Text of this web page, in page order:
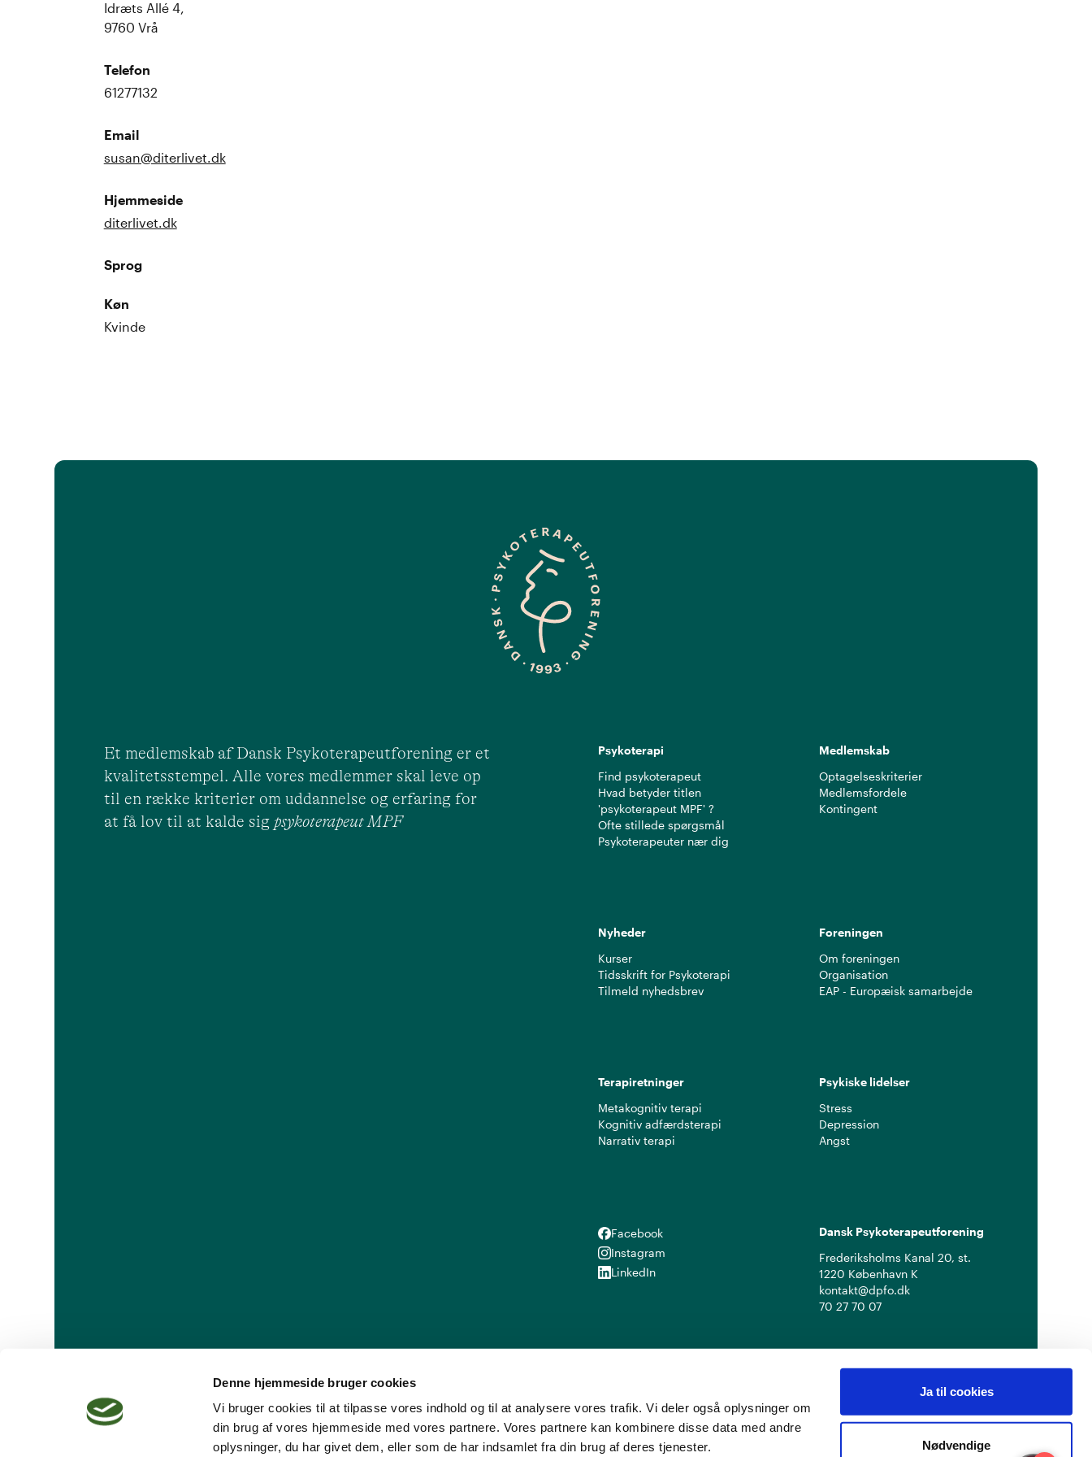
Denne hjemmeside bruger cookies
Vi bruger cookies til at tilpasse vores indhold og til at analysere vores trafik. Vi deler også oplysninger om
din brug af vores hjemmeside med vores partnere. Vores partnere kan kombinere disse data med andre
oplysninger, du har givet dem, eller som de har indsamlet fra din brug af deres tjenester.
Ja til cookies
Nødvendige
Idræts Allé 4,
9760 Vrå
Telefon
61277132
Email
susan@diterlivet.dk
Hjemmeside
diterlivet.dk
Sprog
Køn
Kvinde
Et medlemskab af Dansk Psykoterapeutforening er et
kvalitetsstempel. Alle vores medlemmer skal leve op
til en række kriterier om uddannelse og erfaring for
at få lov til at kalde sig psykoterapeut MPF
Psykoterapi
Find psykoterapeut
Hvad betyder titlen
'psykoterapeut MPF' ?
Ofte stillede spørgsmål
Psykoterapeuter nær dig
Medlemskab
Optagelseskriterier
Medlemsfordele
Kontingent
Nyheder
Kurser
Tidsskrift for Psykoterapi
Tilmeld nyhedsbrev
Foreningen
Om foreningen
Organisation
EAP - Europæisk samarbejde
Terapiretninger
Metakognitiv terapi
Kognitiv adfærdsterapi
Narrativ terapi
Psykiske lidelser
Stress
Depression
Angst
Facebook
Facebook
Instagram
Instagram
LinkedIn
LinkedIn
Dansk Psykoterapeutforening
Frederiksholms Kanal 20, st.
1220 København K
kontakt@dpfo.dk
70 27 70 07
Dansk Psykoterapeutforening Cookiepolitik